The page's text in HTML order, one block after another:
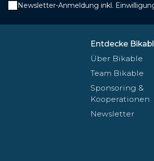
Newsletter-Anmeldung inkl.
Entdecke
Über Bikable
Team Bikable
Sponsoring &
Kooperationen
Newsletter